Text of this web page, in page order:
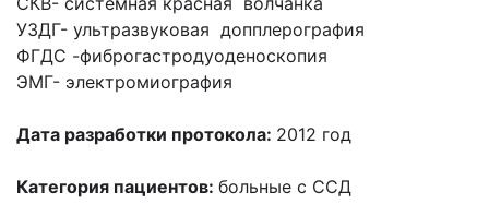
УЗДГ- ультразвуковая допплерография
ФГДС -фиброгастродуоденоскопия
ЭМГ- электромиография
Дата разработки протокола: 2012 год
Категория пациентов: больные с ССД